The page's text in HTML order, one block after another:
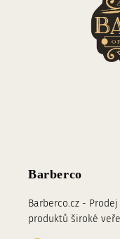
Barberco
Barberco.cz -
produktů široké